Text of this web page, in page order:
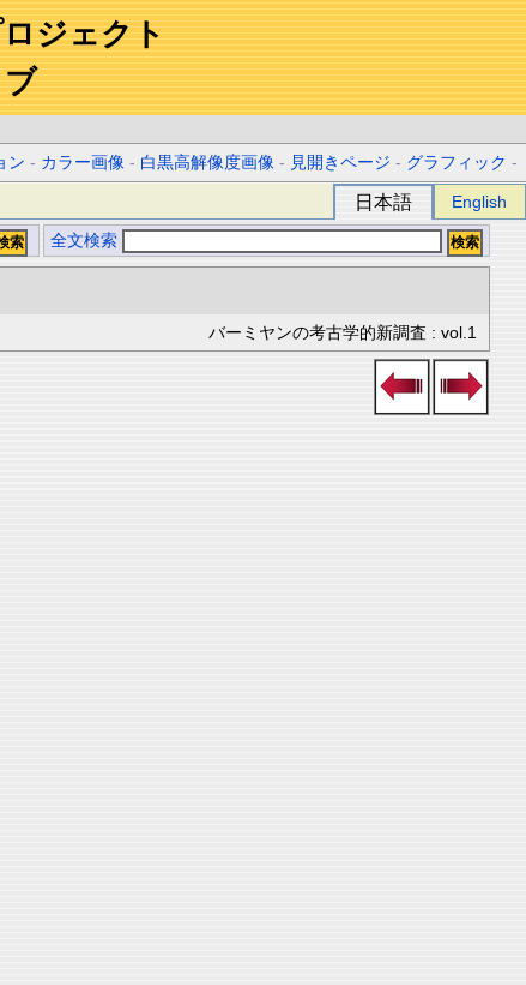
ジェクト
ン - カラー画像 - 白黒高解像度画像 - 見開きページ - グラフィック -
日本語 English
全文検索
バーミヤンの考古学的新調査 : vol.1